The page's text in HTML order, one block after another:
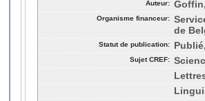
Auteur:
Organisme financeur:
de
Statut de publication:
Sujet CREF: